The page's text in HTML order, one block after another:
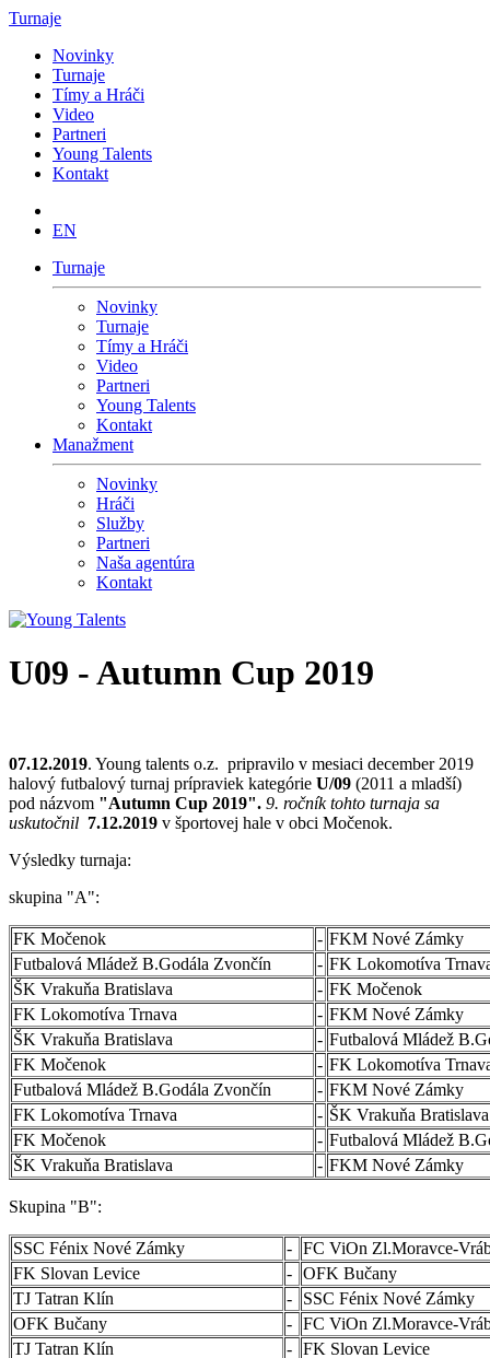
Turnaje
Novinky
Turnaje
Tímy a Hráči
Video
Partneri
Young Talents
Kontakt
EN
Turnaje
Novinky
Turnaje
Tímy a Hráči
Video
Partneri
Young Talents
Kontakt
Manažment
Novinky
Hráči
Služby
Partneri
Naša agentúra
Kontakt
U09 - Autumn Cup 2019
07.12.2019. Young talents o.z. pripravilo v mesiaci december 2019
halový futbalový turnaj prípraviek kategórie U/09 (2011 a mladší)
pod názvom "Autumn Cup 2019". 9. ročník tohto turnaja sa
uskutočnil 7.12.2019 v športovej hale v obci Močenok.
Výsledky turnaja:
skupina "A":
FK Močenok - FKM Nové Zámky
Futbalová Mládež B.Godála Zvončín
- FK Lokomotíva
ŠK Vrakuňa Bratislava
- FK Močenok
FK Lokomotíva Trnava
- FKM Nové Zámky
ŠK Vrakuňa Bratislava
- Futbalová Mládež
FK Močenok
- FK Lokomotíva
Futbalová Mládež B.Godála Zvončín
- FKM Nové Zámky
FK Lokomotíva Trnava
- ŠK Vrakuňa Bratislava
FK Močenok
- Futbalová Mládež
ŠK Vrakuňa Bratislava
- FKM Nové Zámky
Skupina "B":
SSC Fénix Nové Zámky - FC ViOn Zl.Moravce-
FK Slovan Levice
- OFK Bučany
TJ Tatran Klín
-
SSC Fénix Nové Zámky
OFK Bučany
- FC ViOn Zl.Moravce-
TJ Tatran Klín
- FK Slovan Levice